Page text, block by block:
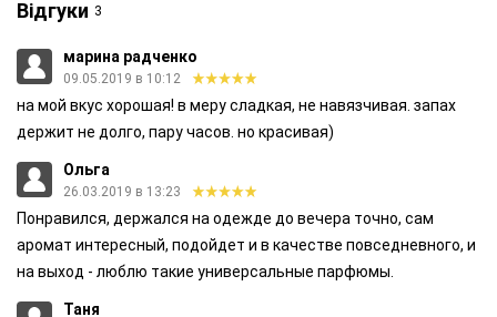
смородини наповнюють спрагою нових пригод. Фінальна
відтінком кедра і хвилюючого бурштину.
поєднання для тих, хто хоче купити парфуми-настрій. Наші
будні та свята, романтичне побачення, приємна зустріч з
подругами - звучання цього аромату зробить будь-яку подію
особливою. Запашний шлейф дарує насолоду і ненав'язливо
нагадує, як багато в житті прекрасного.
Відгуки 3
марина радченко
09.05.2019 в 10:12
на мой вкус хорошая! в меру сладкая, не навязчивая. запах
держит не долго, пару часов. но красивая)
Ольга
26.03.2019 в 13:23
Понравился, держался на одежде до вечера точно, сам
аромат интересный, подойдет и в качестве повседневного, и
на выход - люблю такие универсальные парфюмы.
Таня